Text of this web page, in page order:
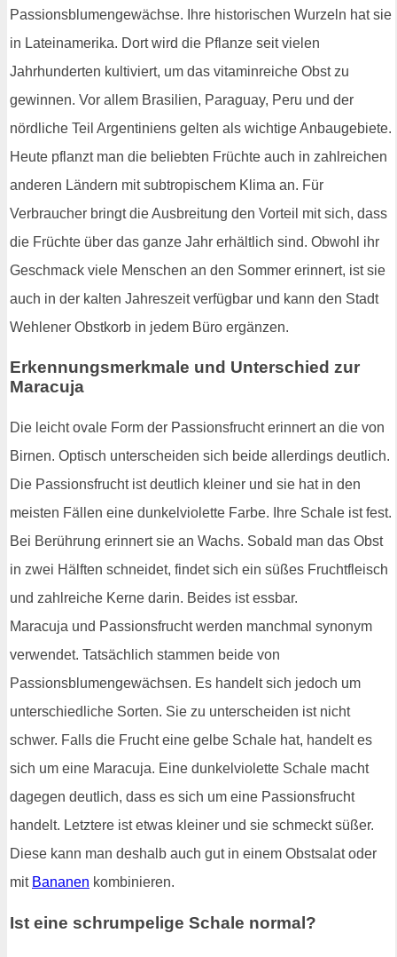
Passionsblumengewächse. Ihre historischen Wurzeln hat sie
in Lateinamerika. Dort wird die Pflanze seit vielen
Jahrhunderten kultiviert, um das vitaminreiche Obst zu
gewinnen. Vor allem Brasilien, Paraguay, Peru und der
nördliche Teil Argentiniens gelten als wichtige Anbaugebiete.
Heute pflanzt man die beliebten Früchte auch in zahlreichen
anderen Ländern mit subtropischem Klima an. Für
Verbraucher bringt die Ausbreitung den Vorteil mit sich, dass
die Früchte über das ganze Jahr erhältlich sind. Obwohl ihr
Geschmack viele Menschen an den Sommer erinnert, ist sie
auch in der kalten Jahreszeit verfügbar und kann den Stadt
Wehlener Obstkorb in jedem Büro ergänzen.
Erkennungsmerkmale und Unterschied zur
Maracuja
Die leicht ovale Form der Passionsfrucht erinnert an die von
Birnen. Optisch unterscheiden sich beide allerdings deutlich.
Die Passionsfrucht ist deutlich kleiner und sie hat in den
meisten Fällen eine dunkelviolette Farbe. Ihre Schale ist fest.
Bei Berührung erinnert sie an Wachs. Sobald man das Obst
in zwei Hälften schneidet, findet sich ein süßes Fruchtfleisch
und zahlreiche Kerne darin. Beides ist essbar.
Maracuja und Passionsfrucht werden manchmal synonym
verwendet. Tatsächlich stammen beide von
Passionsblumengewächsen. Es handelt sich jedoch um
unterschiedliche Sorten. Sie zu unterscheiden ist nicht
schwer. Falls die Frucht eine gelbe Schale hat, handelt es
sich um eine Maracuja. Eine dunkelviolette Schale macht
dagegen deutlich, dass es sich um eine Passionsfrucht
handelt. Letztere ist etwas kleiner und sie schmeckt süßer.
Diese kann man deshalb auch gut in einem Obstsalat oder
mit Bananen kombinieren.
Ist eine schrumpelige Schale normal?